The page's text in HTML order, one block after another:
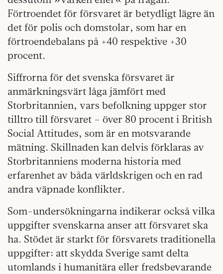
Förtroendet för försvaret är betydligt lägre än
det för polis och domstolar, som har en
förtroendebalans på +40 respektive +30
procent.
Siffrorna för det svenska försvaret är
anmärkningsvärt låga jämfört med
Storbritannien, vars befolkning uppger stor
tilltro till försvaret – över 80 procent i British
Social Attitudes, som är en motsvarande
mätning. Skillnaden kan delvis förklaras av
Storbritanniens moderna historia med
erfarenhet av båda världskrigen och en rad
andra väpnade konflikter.
Som-undersökningarna indikerar också vilka
uppgifter svenskarna anser att försvaret ska
ha. Stödet är starkt för försvarets traditionella
uppgifter: att skydda Sverige samt delta
utomlands i humanitära eller fredsbevarande